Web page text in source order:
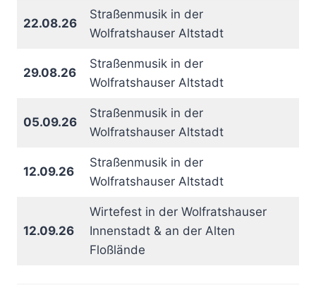
22.08.26
Straßenmusik in der
Wolfratshauser Altstadt
29.08.26
Straßenmusik in der
Wolfratshauser Altstadt
05.09.26
Straßenmusik in der
Wolfratshauser Altstadt
12.09.26
Straßenmusik in der
Wolfratshauser Altstadt
12.09.26
Wirtefest in der Wolfratshauser
Innenstadt & an der Alten
Floßlände